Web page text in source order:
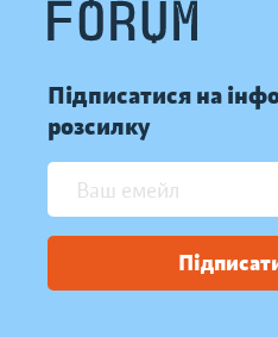
Підписатися на
розсилку